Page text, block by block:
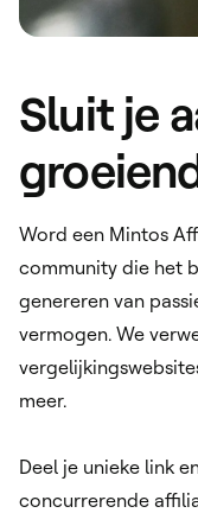
Sluit je
Word een Mintos
community die het
genereren van
vermogen. We
meer.
Deel je unieke link
concurrerende